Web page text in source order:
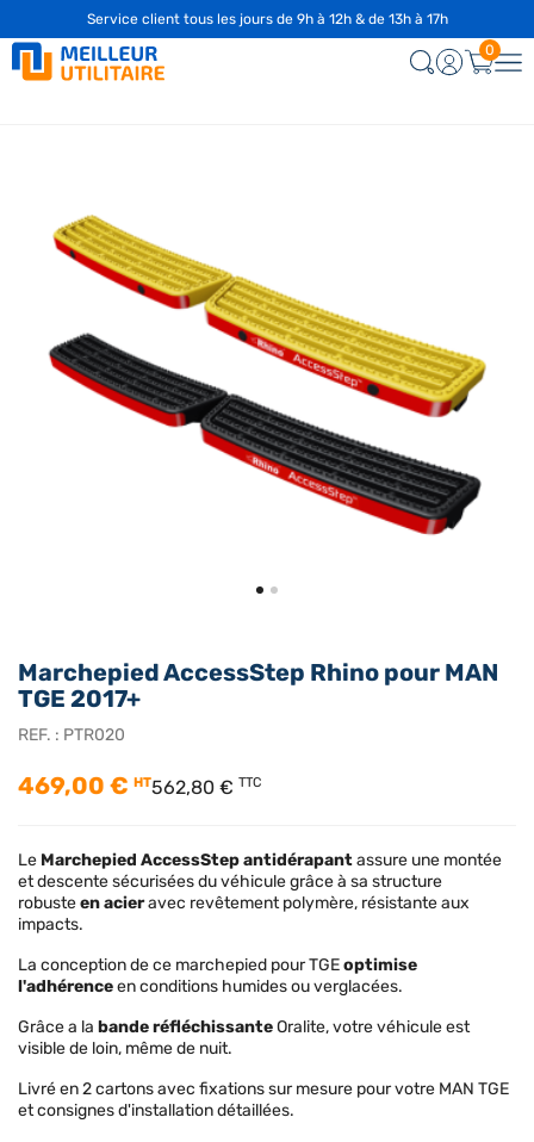
Marchepied AccessStep Rhino pour MAN
TGE 2017+
REF. : PTR020
469,00 € HT562,80 € TTC
Le Marchepied AccessStepantidérapantassure une montée
et descente sécurisées du véhicule grâce à sa structure
robusteen acieravec revêtement polymère, résistante aux
impacts.
La conception de ce marchepied pour TGEoptimise
l'adhérenceen conditions humides ou verglacées.
Grâce a la bande réfléchissanteOralite, votre véhicule est
visible de loin, même de nuit.
Livré en 2 cartons avec fixations sur mesure pour votre MAN TGE
et consignes d'installation détaillées.
Service client tous les jours de 9h à 12h & de 13h à 17h
0